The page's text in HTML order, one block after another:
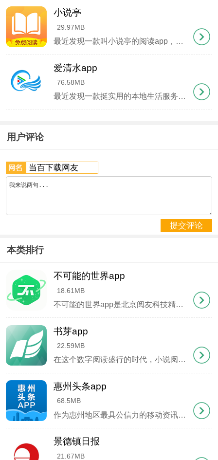
更新日志
v1.0.3
优化了社保查询的响应速度
小说亭
29.97MB
最近发现一款叫小说亭的阅读app，用起来真心不错。界面干净得像刚擦过的玻璃，翻页流畅得跟德芙广告似的。书库里躺着30多万本小说，从仙侠到都市，从历史到校园，想看的类型基本都能挖到宝。特别喜欢它的书架功能，遇到合眼缘的书直接收进去，下次
爱清水app
76.58MB
最近发现一款挺实用的本地生活服务软件——爱清水app，由清水县融媒体中心官方打造。平时想了解县里的大小事，点开它就能看到最新动态，政策解读也特别清晰。最方便的是直接在手机上能办理一些政务业务，省去了跑窗口的麻烦。新闻更新速度很快，早
用户评论
提交评论
本类排行
不可能的世界app
18.61MB
不可能的世界app是北京阅友科技精心研发的一款移动端阅读平台，涵盖武侠仙侠、都市生活、历史军事等十余个热门分类，更有独家社区功能让读者与创作者零距离互动。独创的 "密排+标点优先 "排版技术配合出版社级印刷标准，打造出媲美实体书的数字阅读体验。无广告干扰的设计理念，配合离线下载、全本缓存、实时追更等实用功能，重新定义移动阅读新标准。
书芽app
22.59MB
在这个数字阅读盛行的时代，小说阅读已成为数亿用户日常的精神食粮。面对市面上层出不穷的阅读软件，不少读者却陷入了 "广告轰炸 "与 "隐私泄露 "的泥潭——弹窗广告见缝插针，用户数据暗中流转，这些行业乱象正不断消耗着读者的信任。 经过深度实测，我们发现书芽app犹如一股清流。这款完全免费的小说神器不仅实现了零广告、零弹窗的纯净体验，更以极简设计重构了数
惠州头条app
68.5MB
作为惠州地区最具公信力的移动资讯平台，惠州头条app由惠州报业传媒集团倾力打造，集新闻传播、政务服务与生活应用于一体。这款官方客户端充分发挥集团专业采编团
景德镇日报
21.67MB